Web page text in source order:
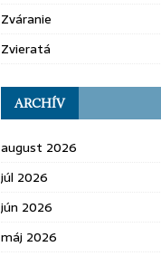
Zváranie
Zvieratá
ARCHÍV
august 2026
júl 2026
jún 2026
máj 2026